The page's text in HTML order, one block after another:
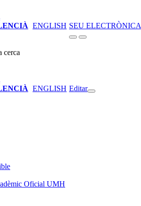
ENGLISH SEU ELECTRÒNICA
cerca
ENGLISH Editar
Oficial UMH